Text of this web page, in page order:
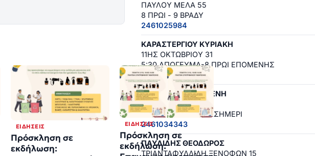
ΕΙΔΉΣΕΙΣ
Πρόσκληση σε
εκδήλωση:
ΕΙΔΉΣΕΙΣ
Πρόσκληση σε
εκδήλωση:
ΠΑΥΛΟΥ ΜΕΛΑ 55
8 ΠΡΩΙ - 9 ΒΡΑΔΥ
2461025984
ΚΑΡΑΣΤΕΡΓΙΟΥ ΚΥΡΙΑΚΗ
11ΗΣ ΟΚΤΩΒΡΙΟΥ 31
5:30 ΑΠΟΓΕΥΜΑ-8 ΠΡΩΙ ΕΠΟΜΕΝΗΣ
2461041705
ΠΑΠΑΪΩΑΝΝΟΥ ΕΛΕΝΗ
ΠΛ. ΕΛΕΥΘΕΡΙΑΣ 3
8:30 ΠΡΩΙ - 2:30 ΜΕΣΗΜΕΡΙ
2461034343
ΠΑΥΛΙΔΗΣ ΘΕΟΔΩΡΟΣ
ΤΡΙΑΝΤΑΦΥΛΛΙΔΗ ΞΕΝΟΦΩΝ 15